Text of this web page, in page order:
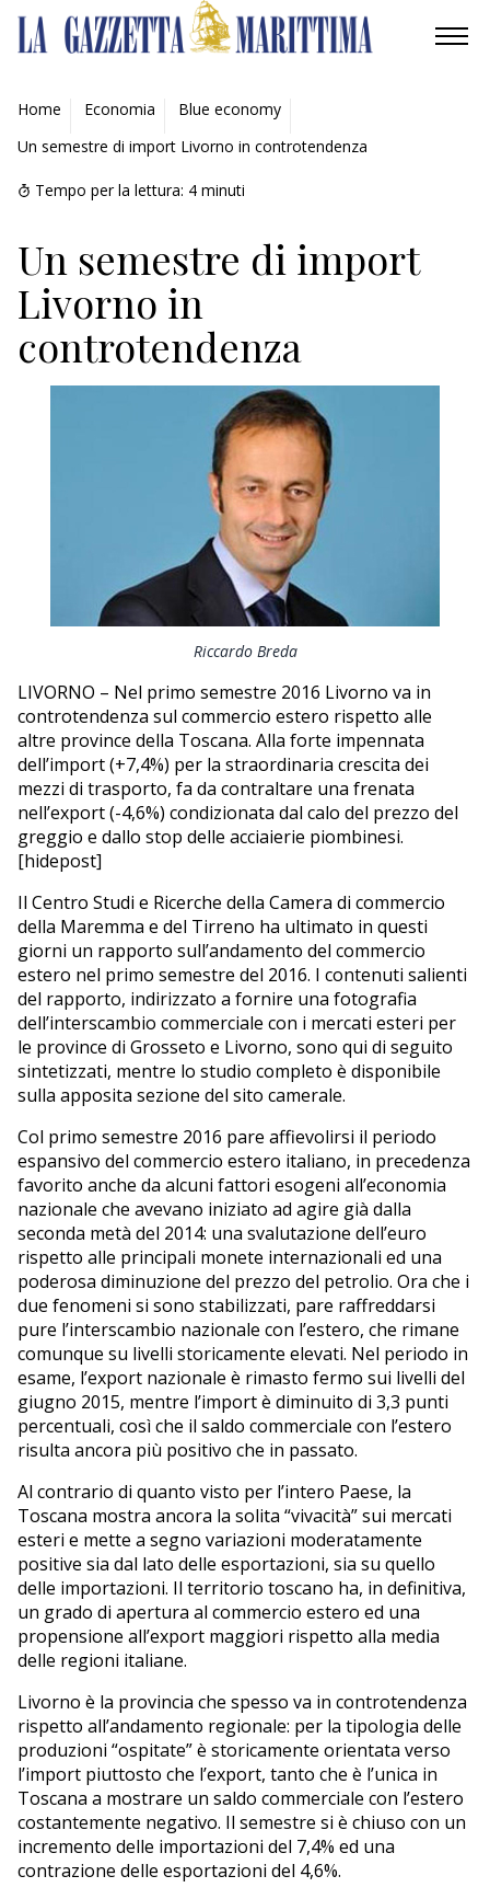
AMBIENTE
MOBILITÀ
INDUSTRIA
RICERCA
ECONOMIA
TURISMO
Home Economia
Blue economy
Un semestre di import Livorno in controtendenza
Tempo per la lettura: 4 minuti
Un semestre di import
Livorno in
controtendenza
Riccardo Breda
LIVORNO – Nel primo semestre 2016 Livorno va in
controtendenza sul commercio estero rispetto alle
altre province della Toscana. Alla forte impennata
dell’import (+7,4%) per la straordinaria crescita dei
mezzi di trasporto, fa da contraltare una frenata
nell’export (-4,6%) condizionata dal calo del prezzo del
greggio e dallo stop delle acciaierie piombinesi.
[hidepost]
Il Centro Studi e Ricerche della Camera di commercio
della Maremma e del Tirreno ha ultimato in questi
giorni un rapporto sull’andamento del commercio
estero nel primo semestre del 2016. I contenuti salienti
del rapporto, indirizzato a fornire una fotografia
dell’interscambio commerciale con i mercati esteri per
le province di Grosseto e Livorno, sono qui di seguito
sintetizzati, mentre lo studio completo è disponibile
sulla apposita sezione del sito camerale.
Col primo semestre 2016 pare affievolirsi il periodo
espansivo del commercio estero italiano, in precedenza
favorito anche da alcuni fattori esogeni all’economia
nazionale che avevano iniziato ad agire già dalla
seconda metà del 2014: una svalutazione dell’euro
rispetto alle principali monete internazionali ed una
poderosa diminuzione del prezzo del petrolio. Ora che i
due fenomeni si sono stabilizzati, pare raffreddarsi
pure l’interscambio nazionale con l’estero, che rimane
comunque su livelli storicamente elevati. Nel periodo in
esame, l’export nazionale è rimasto fermo sui livelli del
giugno 2015, mentre l’import è diminuito di 3,3 punti
percentuali, così che il saldo commerciale con l’estero
risulta ancora più positivo che in passato.
Al contrario di quanto visto per l’intero Paese, la
Toscana mostra ancora la solita “vivacità” sui mercati
esteri e mette a segno variazioni moderatamente
positive sia dal lato delle esportazioni, sia su quello
delle importazioni. Il territorio toscano ha, in definitiva,
un grado di apertura al commercio estero ed una
propensione all’export maggiori rispetto alla media
delle regioni italiane.
Livorno è la provincia che spesso va in controtendenza
rispetto all’andamento regionale: per la tipologia delle
produzioni “ospitate” è storicamente orientata verso
l’import piuttosto che l’export, tanto che è l’unica in
Toscana a mostrare un saldo commerciale con l’estero
costantemente negativo. Il semestre si è chiuso con un
incremento delle importazioni del 7,4% ed una
contrazione delle esportazioni del 4,6%.